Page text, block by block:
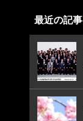
最近の記事